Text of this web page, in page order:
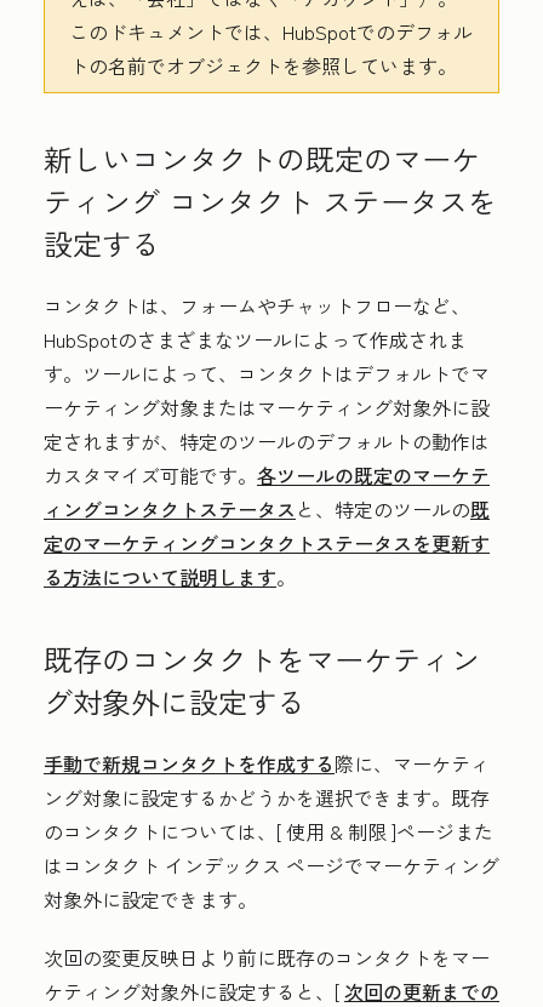
このドキュメントでは、HubSpotでのデフォル
トの名前でオブジェクトを参照しています。
新しいコンタクトの既定のマーケ
ティング コンタクト ステータスを
設定する
コンタクトは、フォームやチャットフローなど、
HubSpotのさまざまなツールによって作成されま
す。ツールによって、コンタクトはデフォルトでマ
ーケティング対象またはマーケティング対象外に設
定されますが、特定のツールのデフォルトの動作は
カスタマイズ可能です。 各ツールの既定のマーケテ
ィングコンタクトステータス と、特定のツールの既
定のマーケティングコンタクトステータスを更新す
る方法について説明します。
既存のコンタクトをマーケティン
グ対象外に設定する
手動で新規コンタクトを作成する際に、マーケティ
ング対象に設定するかどうかを選択できます。既存
のコンタクトについては、[使用 & 制限 ]ページまた
はコンタクト インデックス ページでマーケティング
対象外に設定できます。
次回の変更反映日より前に既存のコンタクトをマー
ケティング対象外に設定すると、[次回の更新までの